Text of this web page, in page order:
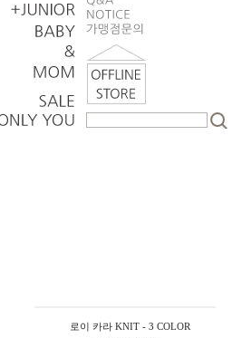
로이 카라 KNIT - 3 COLOR